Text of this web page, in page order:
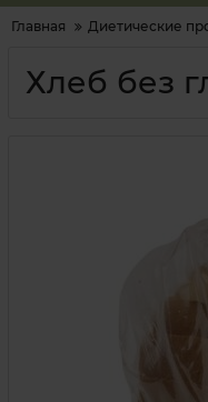
Главная Диетические
Хлеб без